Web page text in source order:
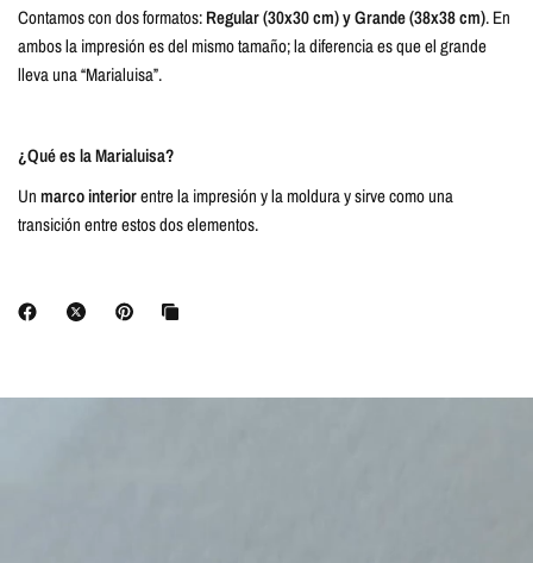
Contamos con dos formatos:Regular (30x30 cm) y Grande (38x38 cm). En
ambos la impresión es del mismo tamaño; la diferencia es que el grande
lleva una “Marialuisa”.
¿Qué es la Marialuisa?
Unmarco interiorentre la impresión y la moldura y sirve como una
transición entre estos dos elementos.